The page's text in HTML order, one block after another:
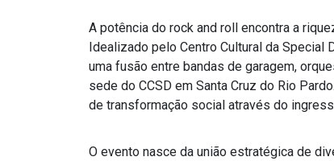
A potência do rock and roll encontra a
Idealizado pelo Centro Cultural da Special
uma fusão entre bandas de garagem,
sede do CCSD em Santa Cruz do Rio
de transformação social através do
O evento nasce da união estratégica de